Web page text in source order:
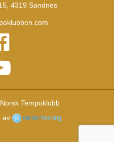
4319 Sandnes
Tempoklubb
av